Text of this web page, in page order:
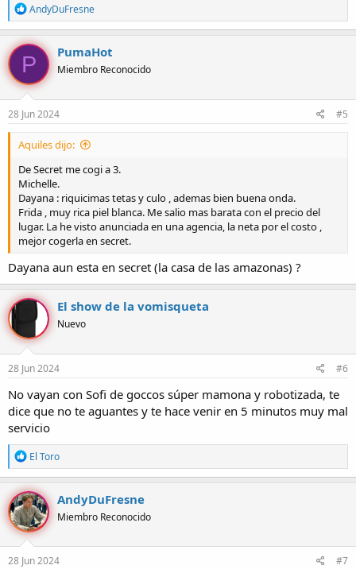
R
e
a
c
c
o
n
e
s
AndyDuFresne
P PumaHot
Miembro Reconocido
28 Jun 2024 #5
Aquiles dijo:
De Secret me cogi a 3.
Michelle.
Dayana : riquicimas tetas y culo , ademas bien buena onda.
Frida , muy rica piel blanca. Me salio mas barata con el precio del
lugar. La he visto anunciada en una agencia, la neta por el costo ,
mejor cogerla en secret.
Dayana aun esta en secret (la casa de las amazonas) ?
El show de la vomisqueta
Nuevo
28 Jun 2024 #6
No vayan con Sofi de goccos súper mamona y robotizada, te
dice que no te aguantes y te hace venir en 5 minutos muy mal
servicio
R
e
a
c
c
i
o
n
e
El Toro
AndyDuFresne
Miembro Reconocido
28 Jun 2024 #7